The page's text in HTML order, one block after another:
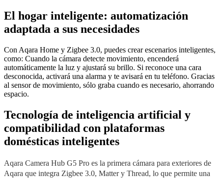
El hogar inteligente: automatización
adaptada a sus necesidades
Con Aqara Home y Zigbee 3.0, puedes crear escenarios inteligentes,
como: Cuando la cámara detecte movimiento, encenderá
automáticamente la luz y ajustará su brillo. Si reconoce una cara
desconocida, activará una alarma y te avisará en tu teléfono. Gracias
al sensor de movimiento, sólo graba cuando es necesario, ahorrando
espacio.
Tecnología de inteligencia artificial y
compatibilidad con plataformas
domésticas inteligentes
Aqara Camera Hub G5 Pro es la primera cámara para exteriores de
Aqara que integra Zigbee 3.0, Matter y Thread, lo que permite una